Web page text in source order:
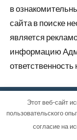
в
сайта в поиске
является
информацию
ответственность
Тема WordPress:
Этот веб-сайт
пользовательского
согласие на